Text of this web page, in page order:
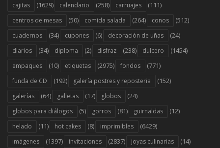
cajitas (1629) calendario (258) carruajes (111)
centros de mesas (50) comida salada (264) conos (512)
cuadernos (34) cupones (6) decoración de uñas (24)
diarios (34) diploma (2) disfraz (238) dulcero (1454)
empaques (10) etiquetas (2975) fondos (771)
funda de CD (192) galería postres y reposteria (152)
galerías (64) galletas (17) globos (24)
globos para diálogos (5) gorros (81) guirnaldas (12)
helado (11) hot cakes (8) imprimibles (6429)
imágenes (1397) invitaciones (2837) joyas culinarias (14)